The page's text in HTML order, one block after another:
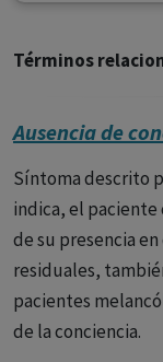
Términos
Ausencia de
Síntoma descrito
indica, el paciente
de su presencia
residuales,
pacientes
de la conciencia.